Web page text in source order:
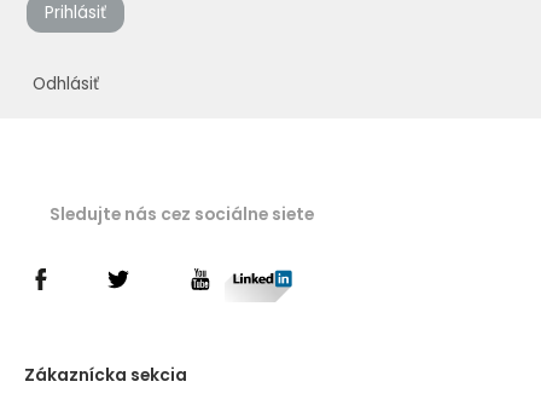
Prihlásiť
Odhlásiť
Sledujte nás cez sociálne siete
Zákaznícka sekcia